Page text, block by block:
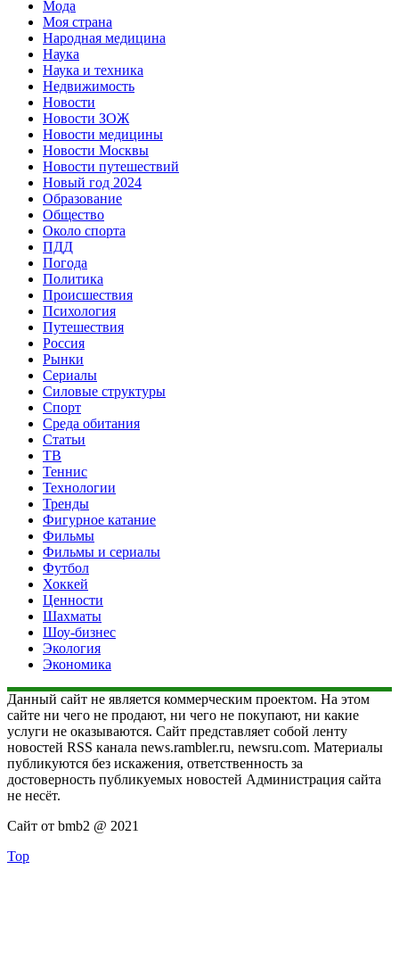
Мода
Моя страна
Народная медицина
Наука
Наука и техника
Недвижимость
Новости
Новости ЗОЖ
Новости медицины
Новости Москвы
Новости путешествий
Новый год 2024
Образование
Общество
Около спорта
ПДД
Погода
Политика
Происшествия
Психология
Путешествия
Россия
Рынки
Сериалы
Силовые структуры
Спорт
Среда обитания
Статьи
ТВ
Теннис
Технологии
Тренды
Фигурное катание
Фильмы
Фильмы и сериалы
Футбол
Хоккей
Ценности
Шахматы
Шоу-бизнес
Экология
Экономика
Данный сайт не является коммерческим проектом. На этом
сайте ни чего не продают, ни чего не покупают, ни какие
услуги не оказываются. Сайт представляет собой ленту
новостей RSS канала news.rambler.ru, newsru.com. Материалы
публикуются без искажения, ответственность за
достоверность публикуемых новостей Администрация сайта
не несёт.
Сайт от bmb2 @ 2021
Top